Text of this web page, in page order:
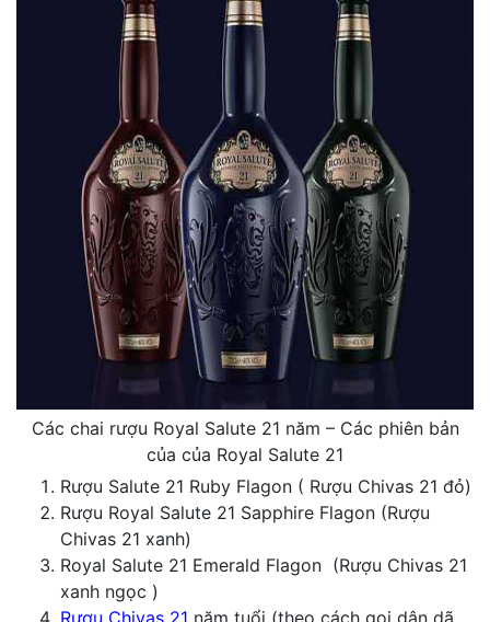
Các chai rượu Royal Salute 21 năm – Các phiên bản
của của Royal Salute 21
Rượu Salute 21 Ruby Flagon ( Rượu Chivas 21 đỏ)
Rượu Royal Salute 21 Sapphire Flagon (Rượu
Chivas 21 xanh)
Royal Salute 21 Emerald Flagon (Rượu Chivas 21
xanh ngọc )